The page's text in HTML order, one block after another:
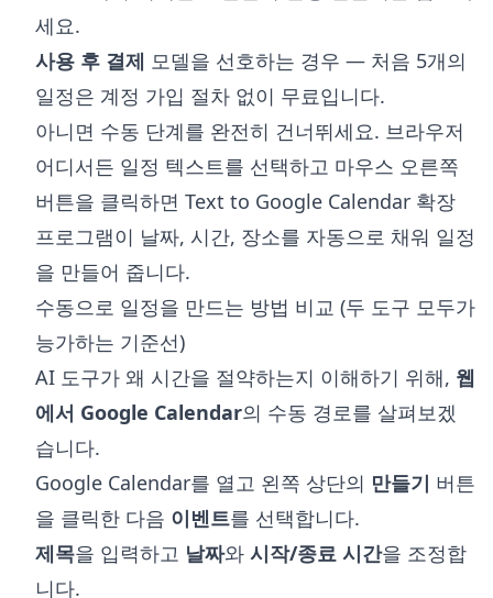
세요.
사용 후 결제 모델을 선호하는 경우 — 처음 5개의
일정은 계정 가입 절차 없이 무료입니다.
아니면 수동 단계를 완전히 건너뛰세요. 브라우저
어디서든 일정 텍스트를 선택하고 마우스 오른쪽
버튼을 클릭하면 Text to Google Calendar 확장
프로그램이 날짜, 시간, 장소를 자동으로 채워 일정
을 만들어 줍니다.
수동으로 일정을 만드는 방법 비교 (두 도구 모두가
능가하는 기준선)
AI 도구가 왜 시간을 절약하는지 이해하기 위해, 웹
에서 Google Calendar의 수동 경로를 살펴보겠
습니다.
Google Calendar를 열고 왼쪽 상단의 만들기 버튼
을 클릭한 다음 이벤트를 선택합니다.
제목을 입력하고 날짜와 시작/종료 시간을 조정합
니다.